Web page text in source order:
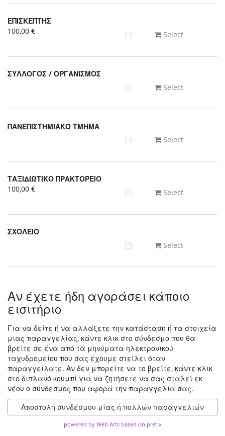
Προϊόντα
Uncategorized
ΕΠΙΣΚΕΠΤΗΣ
100,00 €
Select
ΣΥΛΛΟΓΟΣ / ΟΡΓΑΝΙΣΜΟΣ
Select
ΠΑΝΕΠΙΣΤΗΜΙΑΚΟ ΤΜΗΜΑ
Select
ΤΑΞΙΔΙΩΤΙΚΟ ΠΡΑΚΤΟΡΕΙΟ
100,00 €
Select
ΣΧΟΛΕΙΟ
Select
Αν έχετε ήδη αγοράσει κάποιο
εισιτήριο
Για να δείτε ή να αλλάξετε την κατάσταση ή τα στοιχεία
μιας παραγγελίας, κάντε κλικ στο σύνδεσμο που θα
βρείτε σε ένα από τα μηνύματα ηλεκτρονικού
ταχυδρομείου που σας έχουμε στείλει όταν
παραγγείλατε. Αν δεν μπορείτε να το βρείτε, κάντε κλικ
στο διπλανό κουμπί για να ζητήσετε να σας σταλεί εκ
νέου ο σύνδεσμος που αφορά την παραγγελία σας.
Αποστολή συνδέσμου μίας ή πολλών παραγγελιών
powered by Web Arts based on pretix